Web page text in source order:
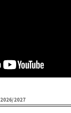
2026/2027